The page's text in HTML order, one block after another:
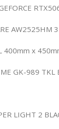
AW2525HM
400mm x
GK-989 TKL
LIGHT 2